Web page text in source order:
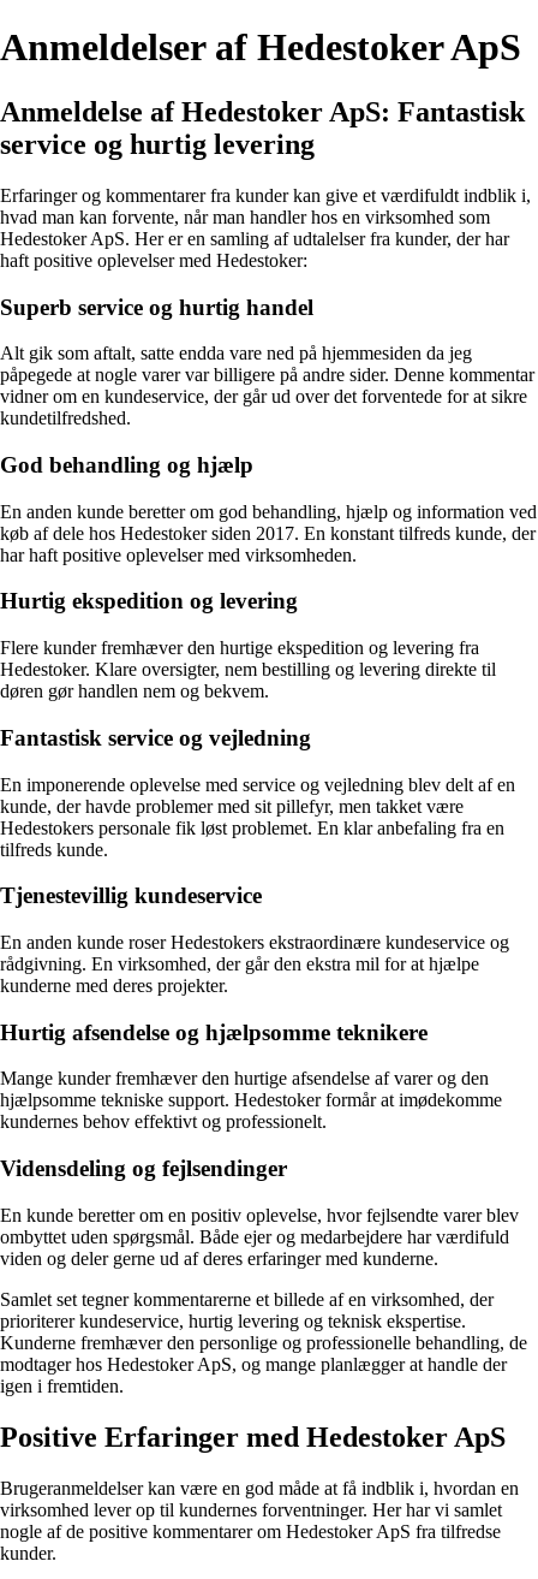
Anmeldelser af Hedestoker ApS
Anmeldelse af Hedestoker ApS: Fantastisk
service og hurtig levering
Erfaringer og kommentarer fra kunder kan give et værdifuldt indblik i,
hvad man kan forvente, når man handler hos en virksomhed som
Hedestoker ApS. Her er en samling af udtalelser fra kunder, der har
haft positive oplevelser med Hedestoker:
Superb service og hurtig handel
Alt gik som aftalt, satte endda vare ned på hjemmesiden da jeg
påpegede at nogle varer var billigere på andre sider. Denne kommentar
vidner om en kundeservice, der går ud over det forventede for at sikre
kundetilfredshed.
God behandling og hjælp
En anden kunde beretter om god behandling, hjælp og information ved
køb af dele hos Hedestoker siden 2017. En konstant tilfreds kunde, der
har haft positive oplevelser med virksomheden.
Hurtig ekspedition og levering
Flere kunder fremhæver den hurtige ekspedition og levering fra
Hedestoker. Klare oversigter, nem bestilling og levering direkte til
døren gør handlen nem og bekvem.
Fantastisk service og vejledning
En imponerende oplevelse med service og vejledning blev delt af en
kunde, der havde problemer med sit pillefyr, men takket være
Hedestokers personale fik løst problemet. En klar anbefaling fra en
tilfreds kunde.
Tjenestevillig kundeservice
En anden kunde roser Hedestokers ekstraordinære kundeservice og
rådgivning. En virksomhed, der går den ekstra mil for at hjælpe
kunderne med deres projekter.
Hurtig afsendelse og hjælpsomme teknikere
Mange kunder fremhæver den hurtige afsendelse af varer og den
hjælpsomme tekniske support. Hedestoker formår at imødekomme
kundernes behov effektivt og professionelt.
Vidensdeling og fejlsendinger
En kunde beretter om en positiv oplevelse, hvor fejlsendte varer blev
ombyttet uden spørgsmål. Både ejer og medarbejdere har værdifuld
viden og deler gerne ud af deres erfaringer med kunderne.
Samlet set tegner kommentarerne et billede af en virksomhed, der
prioriterer kundeservice, hurtig levering og teknisk ekspertise.
Kunderne fremhæver den personlige og professionelle behandling, de
modtager hos Hedestoker ApS, og mange planlægger at handle der
igen i fremtiden.
Positive Erfaringer med Hedestoker ApS
Brugeranmeldelser kan være en god måde at få indblik i, hvordan en
virksomhed lever op til kundernes forventninger. Her har vi samlet
nogle af de positive kommentarer om Hedestoker ApS fra tilfredse
kunder.